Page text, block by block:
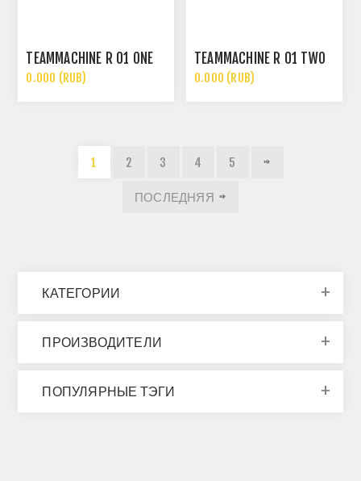
TEAMMACHINE R 01 ONE
0.000 (RUB)
TEAMMACHINE R 01 TWO
0.000 (RUB)
1 2 3 4 5
ПОСЛЕДНЯЯ
КАТЕГОРИИ
ПРОИЗВОДИТЕЛИ
ПОПУЛЯРНЫЕ ТЭГИ